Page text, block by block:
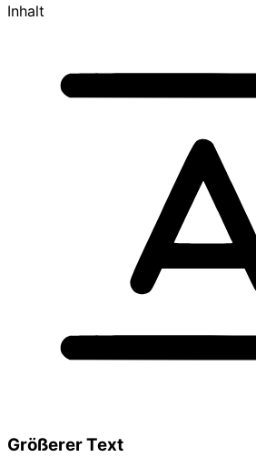
Inhalt
Größerer Text